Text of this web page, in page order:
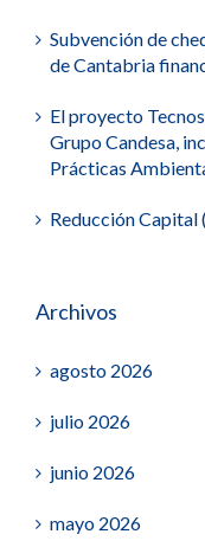
Subvención de
de Cantabria
El proyecto
Grupo Candesa,
Prácticas
Reducción
Archivos
agosto 2026
julio 2026
junio 2026
mayo 2026